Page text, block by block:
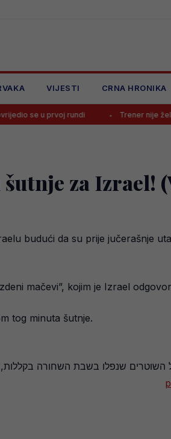
VIJESTI CRNA HRONIKA
rundi Trener nije želio dati ni
za Izrael!
budući da su prije jučerašnje
mačevi”, kojim je Izrael
tog minuta šutnje.
השוטרים שנפלו בשבת השחורה